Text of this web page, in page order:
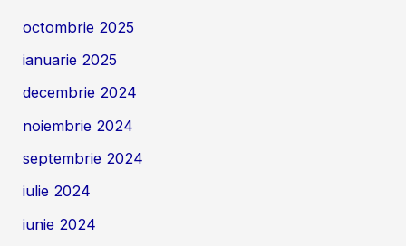
octombrie 2025
ianuarie 2025
decembrie 2024
noiembrie 2024
septembrie 2024
iulie 2024
iunie 2024